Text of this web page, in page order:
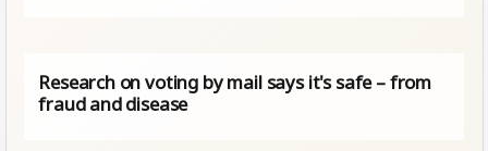
Research on voting by mail says it's safe – from
fraud and disease